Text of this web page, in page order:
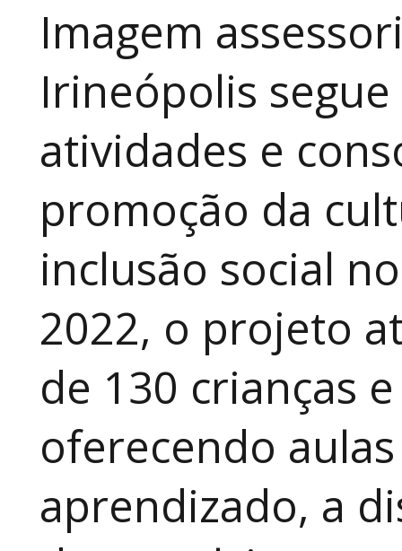
Imagem
Irineópolis
atividades e
promoção da
inclusão social
2022, o projeto
de 130 crianças
oferecendo
aprendizado, a